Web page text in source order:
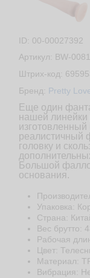
ID: 00-00027392
Артикул: BW-
Штрих-код:
Бренд:
Pretty
Еще один
нашей линейки
реалистичный
головку и
Большой
основания.
Упаковка:
Страна:
Веc брутто:
Рабочая
Цвет:
Материал:
Вибрация: